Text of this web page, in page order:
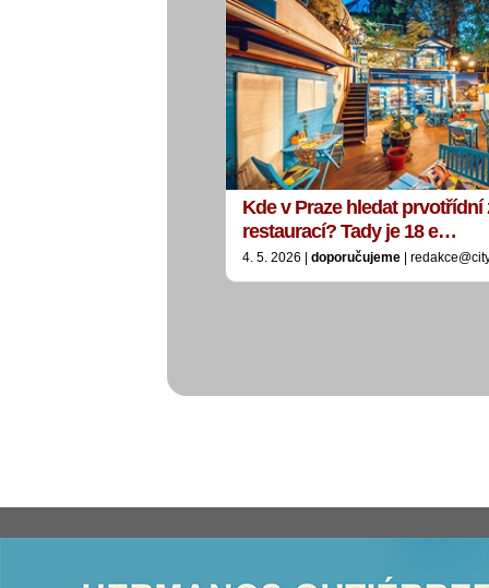
Kde v Praze hledat prvotřídní
restaurací? Tady je 18 e…
4. 5. 2026 | doporučujeme |